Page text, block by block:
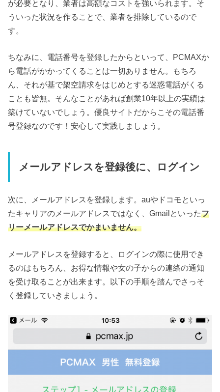
が必要となり、業者は高額なコストを強いられます。そ
ういった状況を作ることで、業者を排除しているので
す。
ちなみに、電話番号を登録したからといって、PCMAXか
ら電話がかかってくることは一切ありません。もちろ
ん、それが基で架空請求をはじめとする迷惑電話がくる
ことも皆無。そんなことがあれば創業10年以上の実績は
築けていないでしょう。優良サイトだからこその電話番
号登録なのです！安心して実践しましょう。
メールアドレスを登録後に、ログイン
次に、メールアドレスを登録します。auやドコモといっ
たキャリアのメールアドレスではなく、Gmailといったフ
リーメールアドレスでかまいません。
メールアドレスを登録すると、ログインの際に使用でき
るのはもちろん、お得な情報や女の子からの連絡の通知
を受け取ることが出来ます。以下の手順を踏んでさっそ
く登録していきましょう。